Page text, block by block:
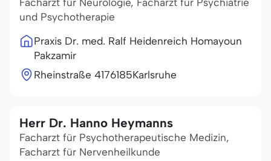
Facharzt für Neurologie, Facharzt für Psychiatrie
und Psychotherapie
Praxis Dr. med. Ralf Heidenreich Homayoun
Pakzamir
Rheinstraße 4176185Karlsruhe
Herr Dr. Hanno Heymanns
Facharzt für Psychotherapeutische Medizin,
Facharzt für Nervenheilkunde